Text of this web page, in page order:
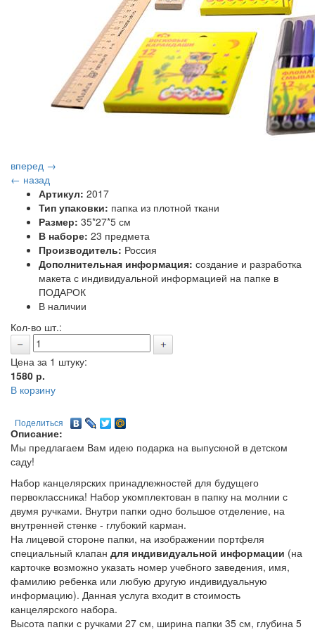
вперед →
← назад
Артикул: 2017
Тип упаковки: папка из плотной ткани
Размер: 35*27*5 см
В наборе: 23 предмета
Производитель: Россия
Дополнительная информация: создание и разработка
макета с индивидуальной информацией на папке в
ПОДАРОК
В наличии
Кол-во шт.:
Цена за 1 штуку:
1580 р.
В корзину
Поделиться
Описание:
Мы предлагаем Вам идею подарка на выпускной в детском
саду!
Набор канцелярских принадлежностей для будущего
первоклассника! Набор укомплектован в папку на молнии с
двумя ручками. Внутри папки одно большое отделение, на
внутренней стенке - глубокий карман.
На лицевой стороне папки, на изображении портфеля
специальный клапан для индивидуальной информации (на
карточке возможно указать номер учебного заведения, имя,
фамилию ребенка или любую другую индивидуальную
информацию). Данная услуга входит в стоимость
канцелярского набора.
Высота папки с ручками 27 см, ширина папки 35 см, глубина 5